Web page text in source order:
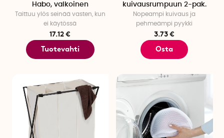
Habo, valkoinen
Taittuu ylös seinää vasten, kun
ei käytössä
17.12 €
Tuotevahti
kuivausrumpuun 2-pak.
Nopeampi kuivaus ja
pehmeämpi pyykki
3.73 €
Osta